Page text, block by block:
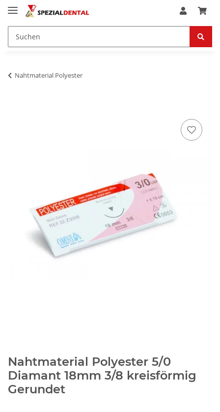
Nahtmaterial Polyester
Nahtmaterial Polyester 5/0
Diamant 18mm 3/8 kreisförmig
Gerundet